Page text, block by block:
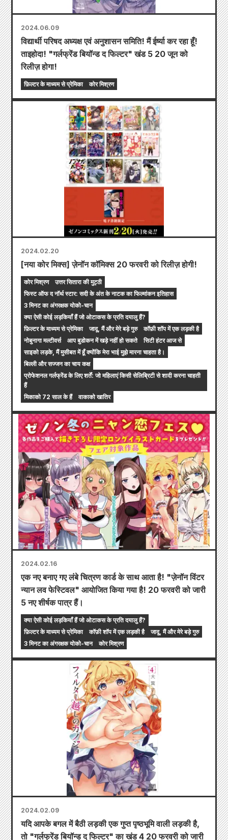
2024.06.09
विद्यार्थी परिषद अध्यक्ष एवं अनुशासन समिति! मैं ईर्ष्या कर रहा हूँ!
ताइहोदा! "गर्लफ्रेंड बियॉन्ड द फिल्टर" खंड 5 20 जून को
रिलीज़ होगा!
फ़िल्टर के माध्यम से प्रेमिका कोर मिश्रण
2024.02.20
[नया कोर मिक्स] ज़ेनॉन कॉमिक्स 20 फरवरी को रिलीज़ होगी!
कोर मिश्रण
उत्तर सितारा की मुट्ठी
फिस्ट ऑफ द नॉर्थ स्टार: सदी के अंत के नाटक का फिल्मांकन इतिहास
3 मिनट का अंगरक्षक योको-चान
क्या ऐसी कोई लड़कियाँ हैं जो ओटाकस के प्रति दयालु हैं?
फ़िल्टर के माध्यम से प्रेमिका
जादू, मैं और मेरे बड़े गुरु
कॉफ़ी शॉप में एक लड़की है
नोबुनागा मल्टीवर्स
आप बुडोकन में खड़े नहीं हो सकते
सिटी हंटर आज से
साइको लड़के, मैं मुसीबत में हूँ क्योंकि मेरा भाई मुझे मारना चाहता है।
बिल्ली और सज्जन का चाय कक्ष
प्रोफेशनल गर्लफ्रेंड के लिए शर्तें: जो महिलाएं किसी सेलिब्रिटी से शादी करना चाहती
हैं
मिकाको 72 साल के हैं
वाकाको खातिर
2024.02.16
एक नए बनाए गए लंबे चित्रण कार्ड के साथ आता है! "ज़ेनॉन विंटर
न्यान लव फेस्टिवल" आयोजित किया गया है! 20 फरवरी को जारी
5 नए शीर्षक पात्र हैं।
क्या ऐसी कोई लड़कियाँ हैं जो ओटाकस के प्रति दयालु हैं?
फ़िल्टर के माध्यम से प्रेमिका
कॉफ़ी शॉप में एक लड़की है
जादू, मैं और मेरे बड़े गुरु
3 मिनट का अंगरक्षक योको-चान
कोर मिश्रण
2024.02.09
यदि आपके बगल में बैठी लड़की एक गुप्त पृष्ठभूमि वाली लड़की है,
तो "गर्लफ्रेंड बियॉन्ड द फिल्टर" का खंड 4 20 फरवरी को जारी